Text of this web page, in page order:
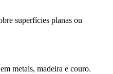
superfícies planas ou
metais, madeira e couro.